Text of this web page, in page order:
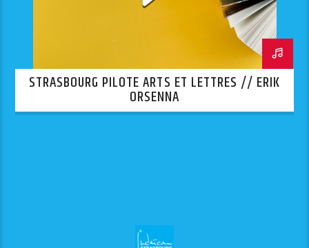
STRASBOURG PILOTE ARTS ET LETTRES // ERIK
ORSENNA